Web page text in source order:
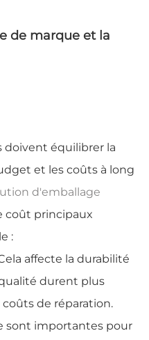
de marque et la
doivent équilibrer la
et les coûts à long
d'emballage
coût principaux
:
affecte la durabilité
durent plus
de réparation.
sont importantes pour